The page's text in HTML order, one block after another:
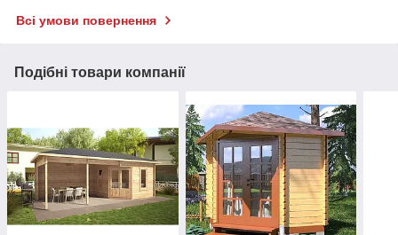
Всі умови повернення
Подібні товари компанії